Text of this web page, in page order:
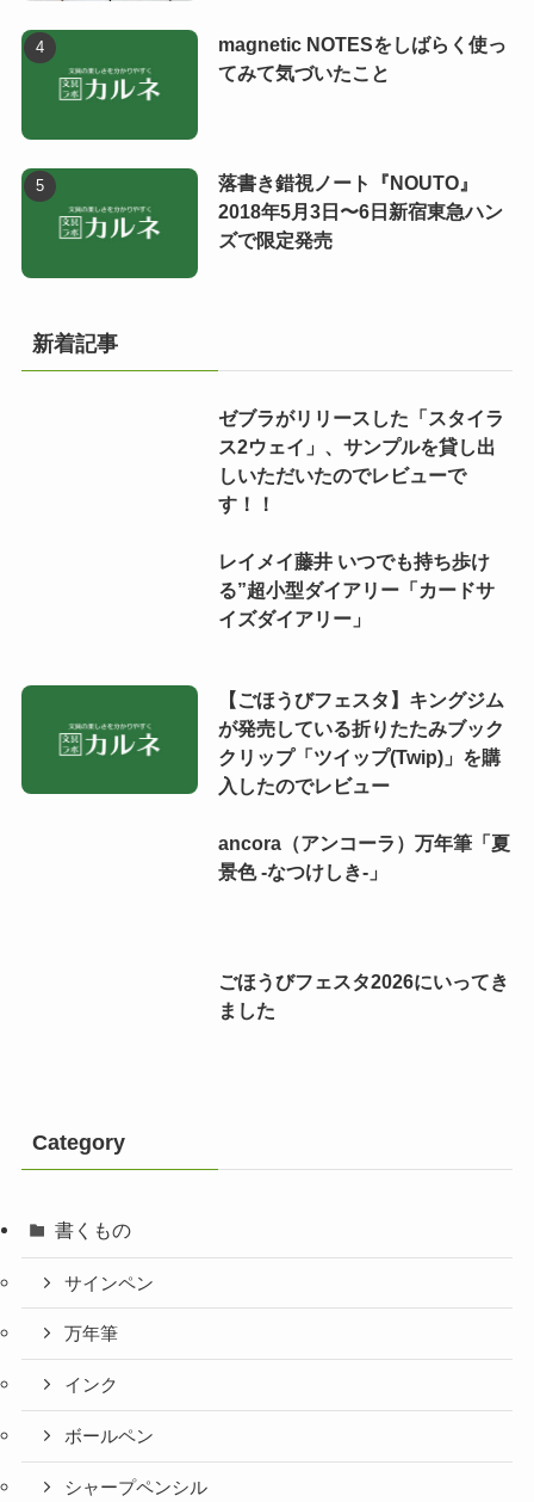
magnetic NOTESをしばらく使っ
てみて気づいたこと
落書き錯視ノート『NOUTO』
2018年5月3日〜6日新宿東急ハン
ズで限定発売
新着記事
ゼブラがリリースした「スタイラ
ス2ウェイ」、サンプルを貸し出
しいただいたのでレビューで
す！！
レイメイ藤井 いつでも持ち歩け
る”超小型ダイアリー「カードサ
イズダイアリー」
【ごほうびフェスタ】キングジム
が発売している折りたたみブック
クリップ「ツイップ(Twip)」を購
入したのでレビュー
ancora（アンコーラ）万年筆「夏
景色 -なつけしき-」
ごほうびフェスタ2026にいってき
ました
Category
書くもの
サインペン
万年筆
インク
ボールペン
シャープペンシル